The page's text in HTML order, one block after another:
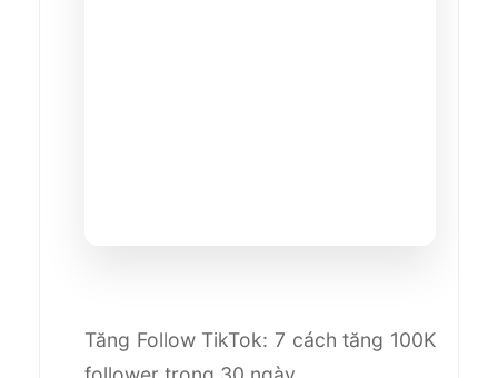
Tăng Follow TikTok: 7 cách tăng 100K